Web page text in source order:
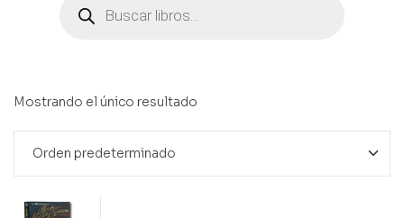
Mostrando el único resultado